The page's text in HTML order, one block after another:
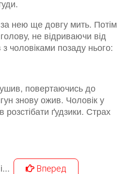
за нею ще довгу мить. Потім
не відриваючи від
з чоловіками позаду нього:
повертаючись до
знову ожив. Чоловік у
розстібати ґудзики. Страх
Вперед